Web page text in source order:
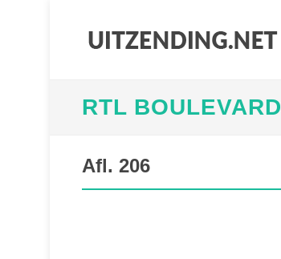
RTL BOULEVARD
Afl. 206